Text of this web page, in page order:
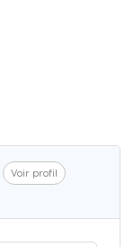
Voir profil